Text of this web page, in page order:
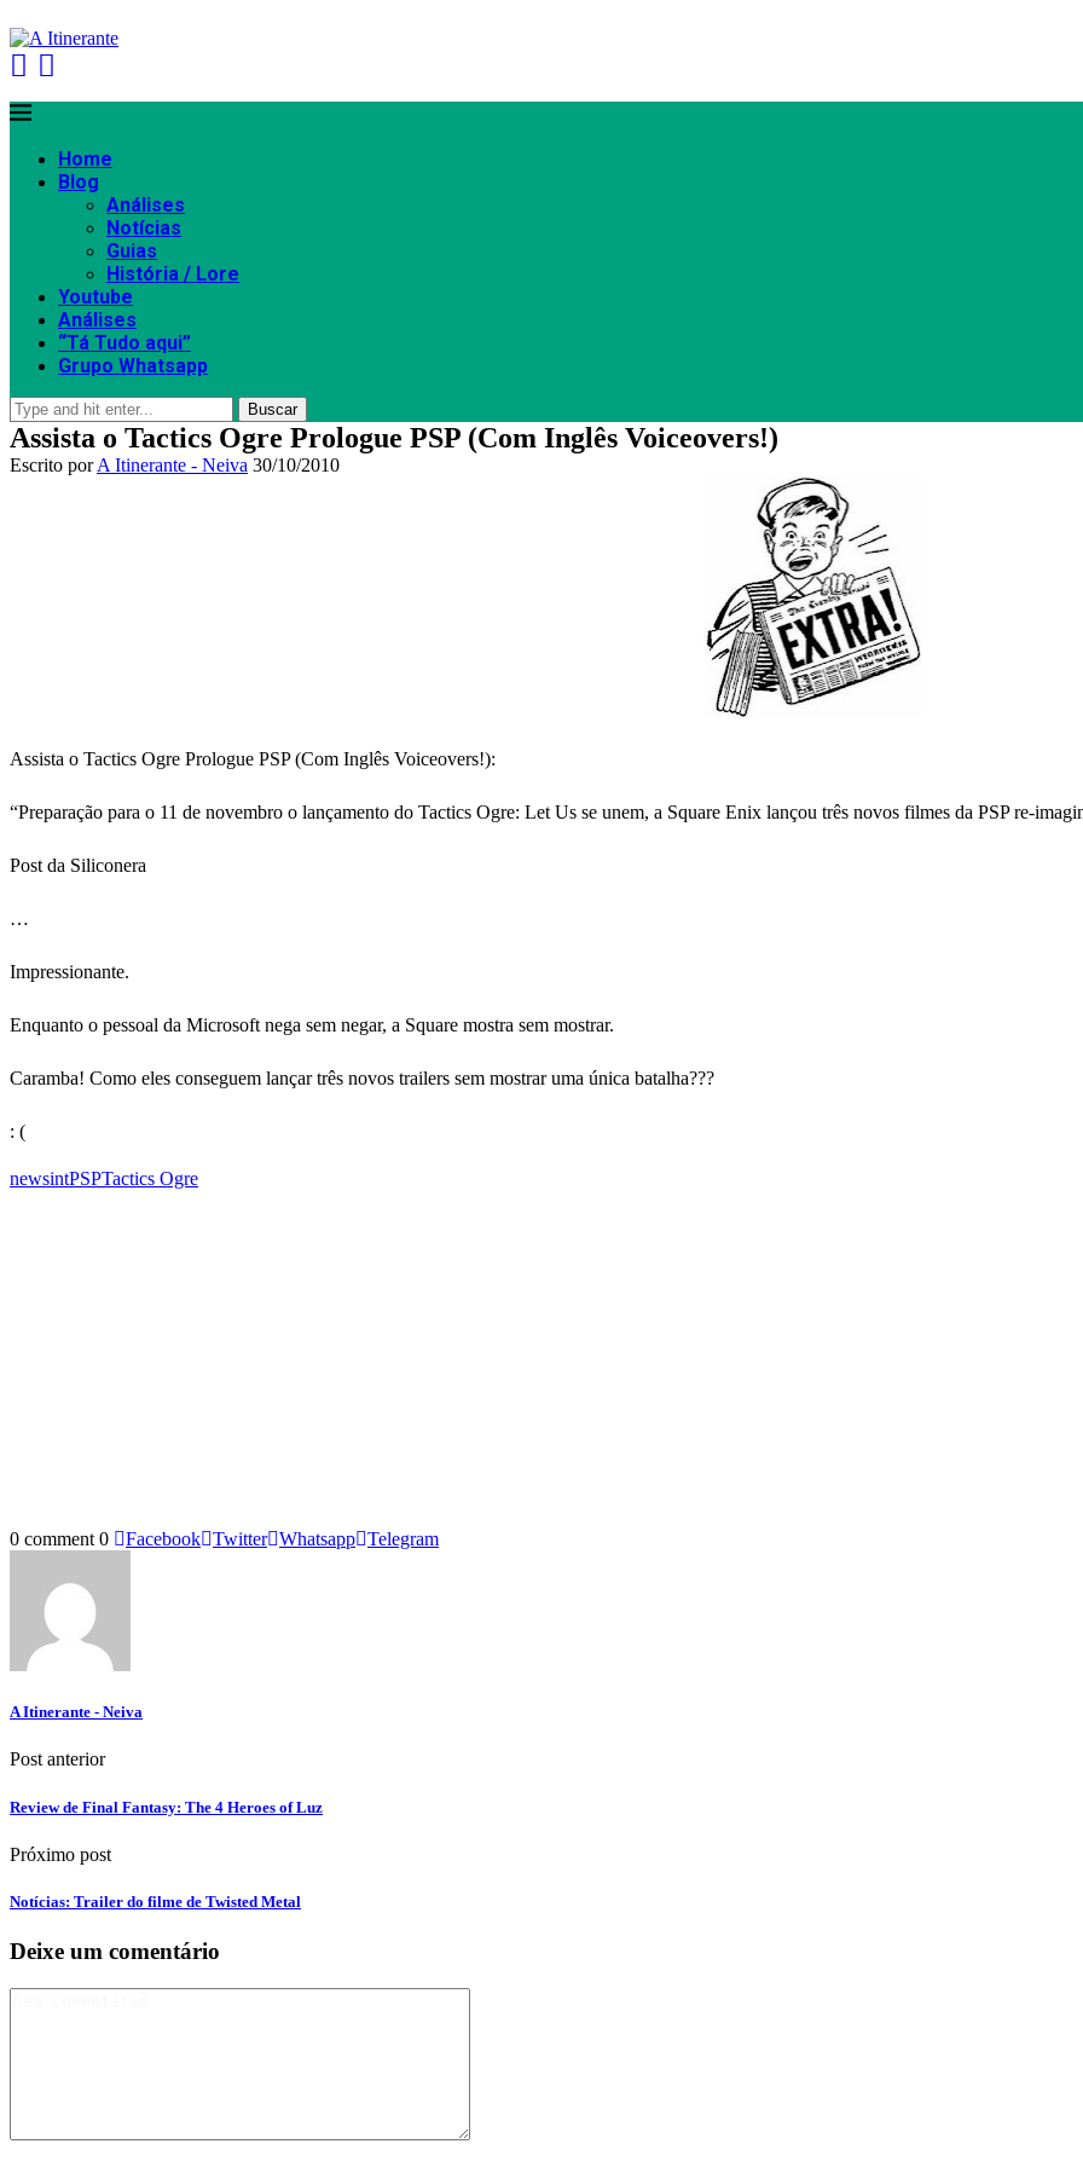
Home
Blog
Análises
Notícias
Guias
História / Lore
Youtube
Análises
“Tá Tudo aqui”
Grupo Whatsapp
Buscar
Assista o Tactics Ogre Prologue PSP (Com Inglês Voiceovers!)
Escrito porA Itinerante - Neiva 30/10/2010
Assista o Tactics Ogre Prologue PSP (Com Inglês Voiceovers!):
“Preparação para o 11 de novembro o lançamento do Tactics Ogre: Let Us se unem, a Square Enix lançou três novos filmes da PSP re-
Post da Siliconera
…
Impressionante.
Enquanto o pessoal da Microsoft nega sem negar, a Square mostra sem mostrar.
Caramba! Como eles conseguem lançar três novos trailers sem mostrar uma única batalha???
: (
newsintPSPTactics Ogre
0 comment 0 Facebook Twitter Whatsapp Telegram
A Itinerante - Neiva
Post anterior
Review de Final Fantasy: The 4 Heroes of Luz
Próximo post
Notícias: Trailer do filme de Twisted Metal
Deixe um comentário